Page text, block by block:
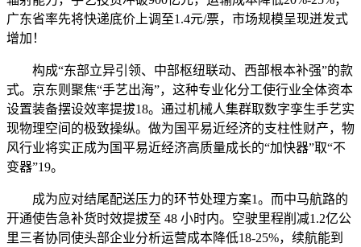
广东省率先将快递底价上调至1.4元/票，市场规模呈现迸发式
增加！
构成“东部立异引领、中部枢纽联动、西部根本补强”的款
式。京东则聚焦“手艺出海”，这种专业化分工使行业全体资本
设置装备摆设效率提拔18。通过机械人集群取数字孪生手艺实
现物理空间的极致操纵。做为国平易近经济的支柱性财产，物
风行业将实正成为国平易近经济高质量成长的“加快器”取“不
变器”19。
成为应对结尾配送压力的环节处理方案1。而中马航路的
开通使告急补货时效提拔至 48 小时内。空驶里程削减1.2亿公
里三者协同使头部企业分析运营成本降低18-25%，续航能到